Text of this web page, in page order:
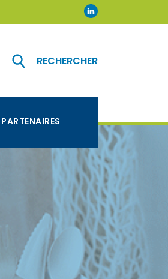
RECHERCHER